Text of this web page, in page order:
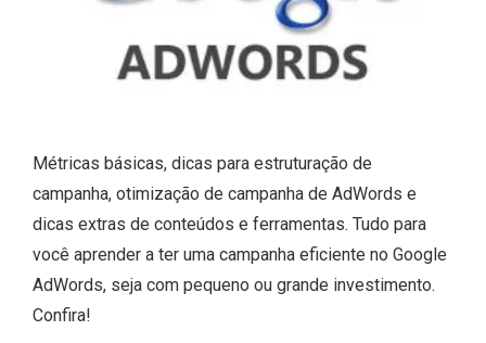
Métricas básicas, dicas para estruturação de
campanha, otimização de campanha de AdWords e
dicas extras de conteúdos e ferramentas. Tudo para
você aprender a ter uma campanha eficiente no Google
AdWords, seja com pequeno ou grande investimento.
Confira!